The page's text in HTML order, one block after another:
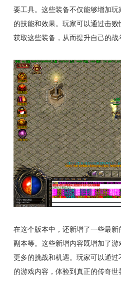
要工具。这些装备不仅能够增加
的技能和效果。玩家可以通过击
获取这些装备，从而提升自己的战
在这个版本中，还新增了一些最
副本等。这些新增内容既增加了
更多的挑战和机遇。玩家可以通
的游戏内容，体验到真正的传奇世